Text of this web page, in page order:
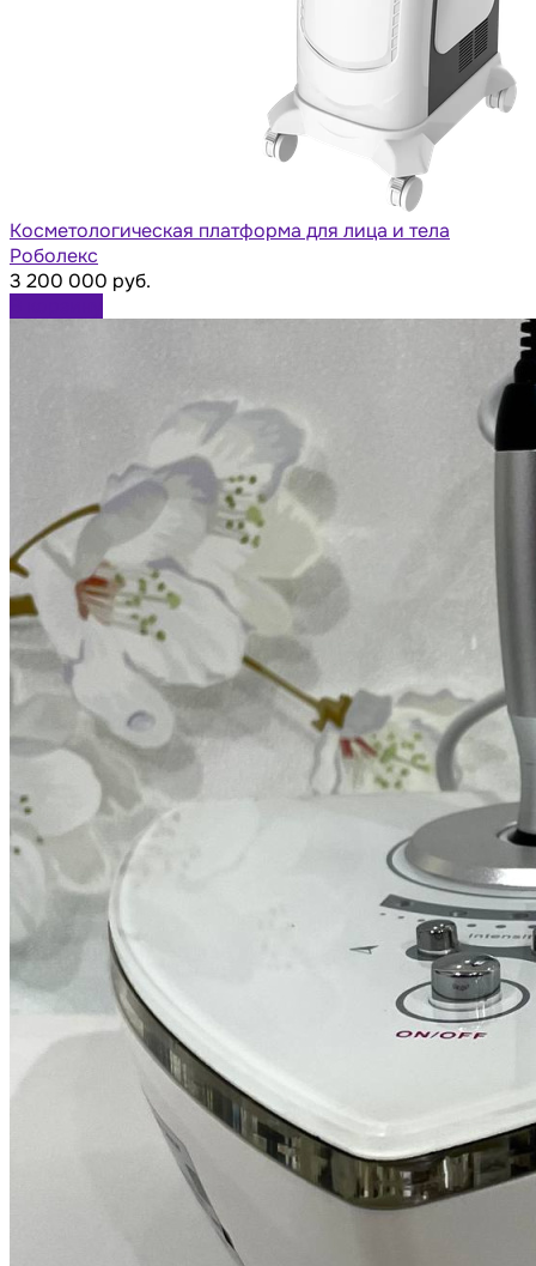
Косметологическая платформа для лица и тела
Роболекс
3 200 000 руб.